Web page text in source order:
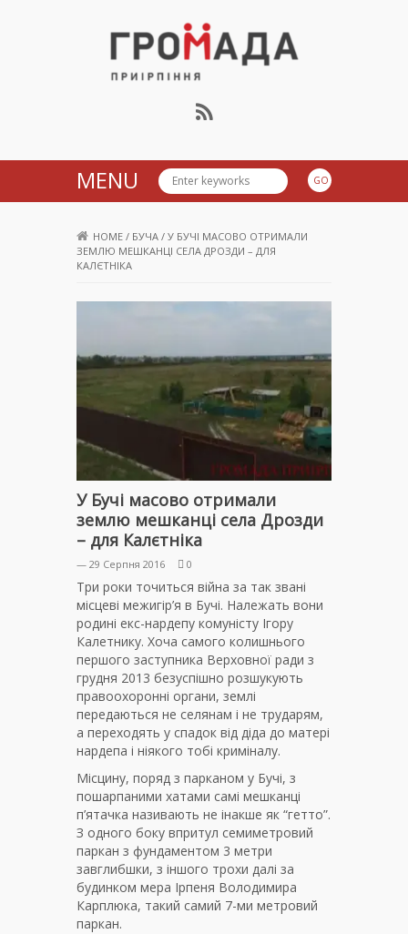
Громада Приірпіння
MENU
HOME / БУЧА / У БУЧІ МАСОВО ОТРИМАЛИ
ЗЕМЛЮ МЕШКАНЦІ СЕЛА ДРОЗДИ – ДЛЯ
КАЛЄТНІКА
У Бучі масово отримали
землю мешканці села Дрозди
– для Калєтніка
— 29 Серпня 2016 0
Три роки точиться війна за так звані
місцеві межигір’я в Бучі. Належать вони
родині екс-нардепу комуністу Ігору
Калетнику. Хоча самого колишнього
першого заступника Верховної ради з
грудня 2013 безуспішно розшукують
правоохоронні органи, землі
передаються не селянам і не трударям,
а переходять у спадок від діда до матері
нардепа і ніякого тобі криміналу.
Місцину, поряд з парканом у Бучі, з
пошарпаними хатами самі мешканці
п’ятачка називають не інакше як “гетто”.
З одного боку впритул семиметровий
паркан з фундаментом 3 метри
завглибшки, з іншого трохи далі за
будинком мера Ірпеня Володимира
Карплюка, такий самий 7-ми метровий
паркан.